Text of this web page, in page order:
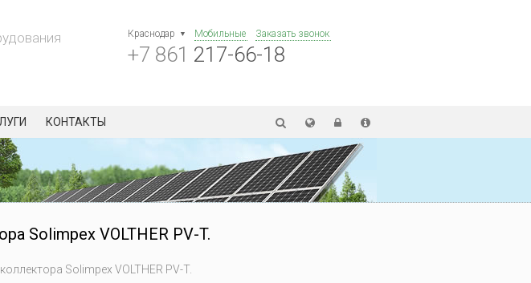
Краснодар Мобильные Заказать звонок
+7 861 217-66-18
КОНТАКТЫ
Solimpex VOLTHER PV-T.
Solimpex VOLTHER PV-T.